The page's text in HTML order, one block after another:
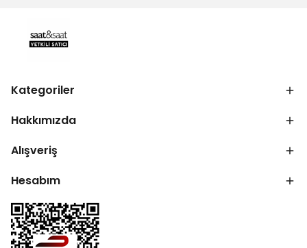
Kategoriler
Hakkımızda
Alışveriş
Hesabım